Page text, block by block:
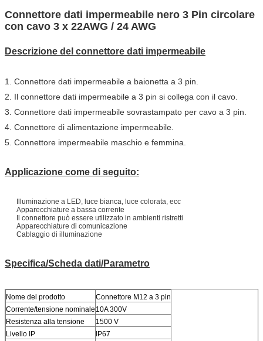
Connettore dati impermeabile nero 3 Pin circolare
con cavo 3 x 22AWG / 24 AWG
Descrizione del connettore dati impermeabile
1. Connettore dati impermeabile a baionetta a 3 pin.
2. Il connettore dati impermeabile a 3 pin si collega con il cavo.
3. Connettore dati impermeabile sovrastampato per cavo a 3 pin.
4. Connettore di alimentazione impermeabile.
5. Connettore impermeabile maschio e femmina.
Applicazione come di seguito:
Illuminazione a LED, luce bianca, luce colorata, ecc
Apparecchiature a bassa corrente
Il connettore può essere utilizzato in ambienti ristretti
Apparecchiature di comunicazione
Cablaggio di illuminazione
Specifica/Scheda dati/Parametro
Nome del prodotto
Connettore M12 a 3 pin
Corrente/tensione nominale 10A 300V
Resistenza alla tensione
1500 V
Livello IP
IP67